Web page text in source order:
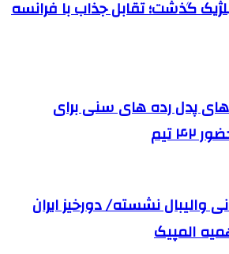
گذشت؛ تقابل جذاب با فرانسه
های پدل رده های سنی برای
تیم
والیبال نشسته/ دورخیز ایران
المپیک